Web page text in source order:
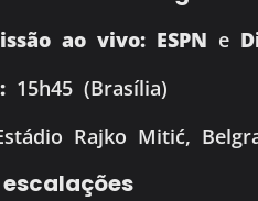
ao vivo: ESPN e
15h45 (Brasília)
Rajko Mitić,